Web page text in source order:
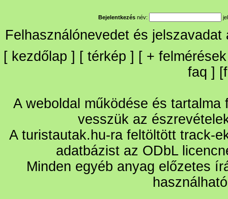
Bejelentkezés név:
Felhasználónevedet és
[ kezdőlap ] [ térkép ] [ + felmérések
faq ] [
A weboldal működése és
vesszük az
A turistautak.hu-ra feltöltött track-
adatbázist az ODbL
Minden egyéb anyag előzetes